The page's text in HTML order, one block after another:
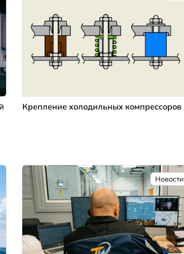
Крепление холодильных компрессоров
Новости